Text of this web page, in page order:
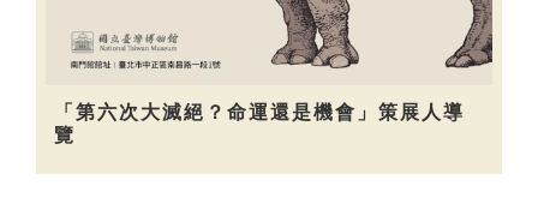
「第六次大滅絕？命運還是機會」策展人導
覽